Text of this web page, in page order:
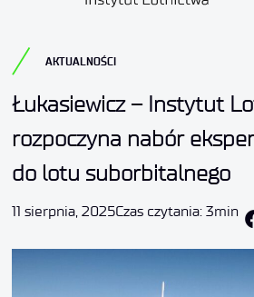
AKTUALNOŚCI
Łukasiewicz – Instytut
rozpoczyna nabór
do lotu suborbitalnego
11 sierpnia, 2025Czas czytania: 3min